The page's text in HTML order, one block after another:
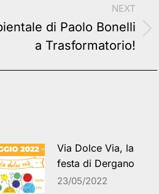
NEXT
di Paolo Bonelli
a Trasformatorio!
Via Dolce Via, la
festa di Dergano
23/05/2022